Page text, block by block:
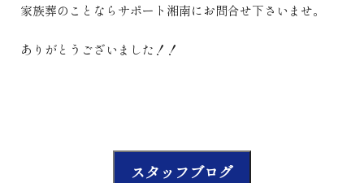
家族葬のことならサポート湘南にお問合せ下さいませ。
ありがとうございました！！
スタッフブログ